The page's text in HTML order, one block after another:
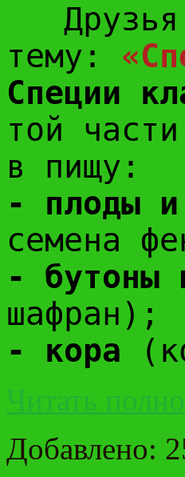
Друзья,
тему:
Специи
той
в пищу:
- плоды и
семена
- бутоны
шафран);
- кора
Читать
Добавлено: